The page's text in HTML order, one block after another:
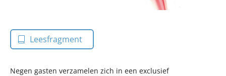
Leesfragment
Negen gasten verzamelen zich in een exclusief